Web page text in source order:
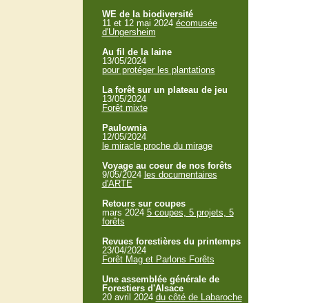
WE de la biodiversité
11 et 12 mai 2024 écomusée
d'Ungersheim
Au fil de la laine
13/05/2024
pour protéger les plantations
La forêt sur un plateau de jeu
13/05/2024
Forêt mixte
Paulownia
12/05/2024
le miracle proche du mirage
Voyage au coeur de nos forêts
9/05/2024 les documentaires
d'ARTE
Retours sur coupes
mars 2024 5 coupes, 5 projets, 5
forêts
Revues forestières du printemps
23/04/2024
Forêt Mag et Parlons Forêts
Une assemblée générale de
Forestiers d'Alsace
20 avril 2024 du côté de Labaroche